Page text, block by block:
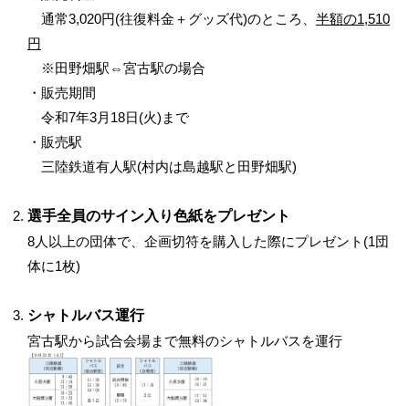
通常3,020円(往復料金＋グッズ代)のところ、 半額の1,510
円
※田野畑駅⇔宮古駅の場合
・販売期間
令和7年3月18日(火)まで
・販売駅
三陸鉄道有人駅(村内は島越駅と田野畑駅)
選手全員のサイン入り色紙をプレゼント
8人以上の団体で、企画切符を購入した際にプレゼント(1団
体に1枚)
シャトルバス運行
宮古駅から試合会場まで無料のシャトルバスを運行